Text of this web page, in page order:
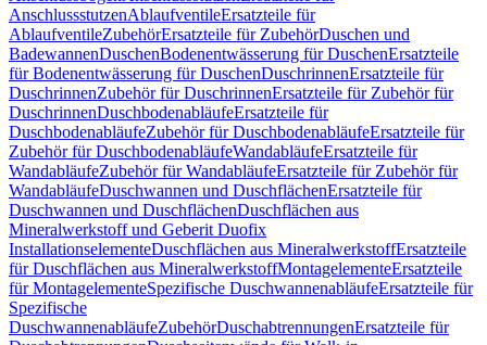
AnschlussstutzenAblaufventileErsatzteile für
AblaufventileZubehörErsatzteile für ZubehörDuschen und
BadewannenDuschenBodenentwässerung für DuschenErsatzteile
für Bodenentwässerung für DuschenDuschrinnenErsatzteile für
DuschrinnenZubehör für DuschrinnenErsatzteile für Zubehör für
DuschrinnenDuschbodenabläufeErsatzteile für
DuschbodenabläufeZubehör für DuschbodenabläufeErsatzteile für
Zubehör für DuschbodenabläufeWandabläufeErsatzteile für
WandabläufeZubehör für WandabläufeErsatzteile für Zubehör für
WandabläufeDuschwannen und DuschflächenErsatzteile für
Duschwannen und DuschflächenDuschflächen aus
Mineralwerkstoff und Geberit Duofix
InstallationselementeDuschflächen aus MineralwerkstoffErsatzteile
für Duschflächen aus MineralwerkstoffMontagelementeErsatzteile
für MontagelementeSpezifische DuschwannenabläufeErsatzteile für
Spezifische
DuschwannenabläufeZubehörDuschabtrennungenErsatzteile für